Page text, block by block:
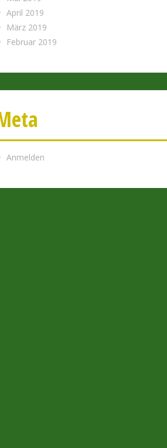
April 2019
März 2019
Februar 2019
Anmelden